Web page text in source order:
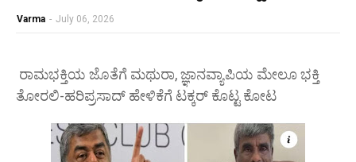
Varma - July 06, 2026
ರಾಮಭಕ್ತಿಯ ಜೊತೆಗೆ ಮಥುರಾ, ಜ್ಞಾನವ್ಯಾಪಿಯ ಮೇಲೂ ಭಕ್ತಿ
ತೋರಲಿ-ಹರಿಪ್ರಸಾದ್ ಹೇಳಿಕೆಗೆ ಟಕ್ಕರ್ ಕೊಟ್ಟ ಕೋಟ